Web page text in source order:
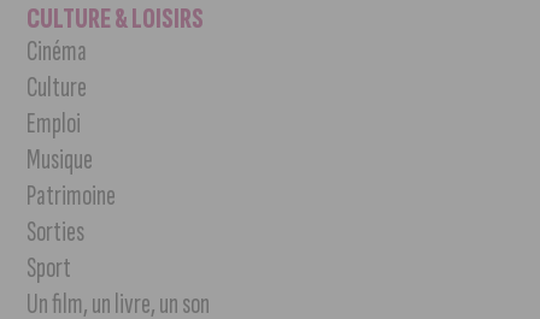
CULTURE & LOISIRS
Cinéma
Culture
Emploi
Musique
Patrimoine
Sorties
Sport
Un film, un livre, un son